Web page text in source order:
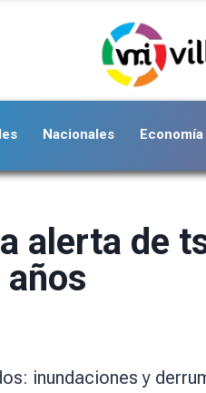
Nacionales Economía
alerta de
inundaciones y